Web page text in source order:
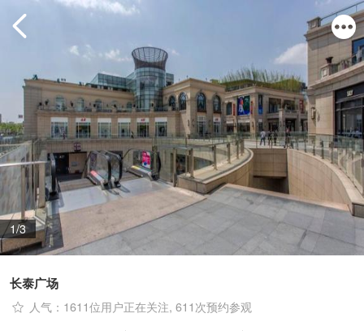
1/3
长泰广场
人气：1611位用户正在关注, 611次预约参观